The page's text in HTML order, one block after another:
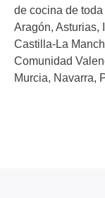
de cocina de
Aragón, Asturias,
Castilla-La
Comunidad
Murcia, Navarra,